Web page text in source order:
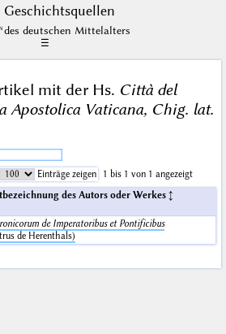
Geschichts­quellen
des deutschen Mittelalters
☰
mit der Hs. Città del
Apostolica Vaticana, Chig. lat.
Einträge zeigen
1 bis 1 von 1 angezeigt
des Autors oder Werkes
de Imperatoribus et Pontificibus
de Herenthals)